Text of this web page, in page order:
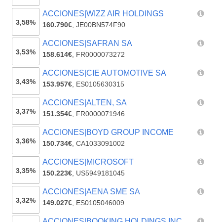
3,58%
ACCIONES|WIZZ AIR HOLDINGS
160.790€,JE00BN574F90
3,53%
ACCIONES|SAFRAN SA
158.614€, FR0000073272
3,43%
ACCIONES|CIE AUTOMOTIVE SA
153.957€, ES0105630315
3,37%
ACCIONES|ALTEN, SA
151.354€, FR0000071946
3,36%
ACCIONES|BOYD GROUP INCOME
150.734€,CA1033091002
3,35%
ACCIONES|MICROSOFT
150.223€, US5949181045
3,32%
ACCIONES|AENA SME SA
149.027€, ES0105046009